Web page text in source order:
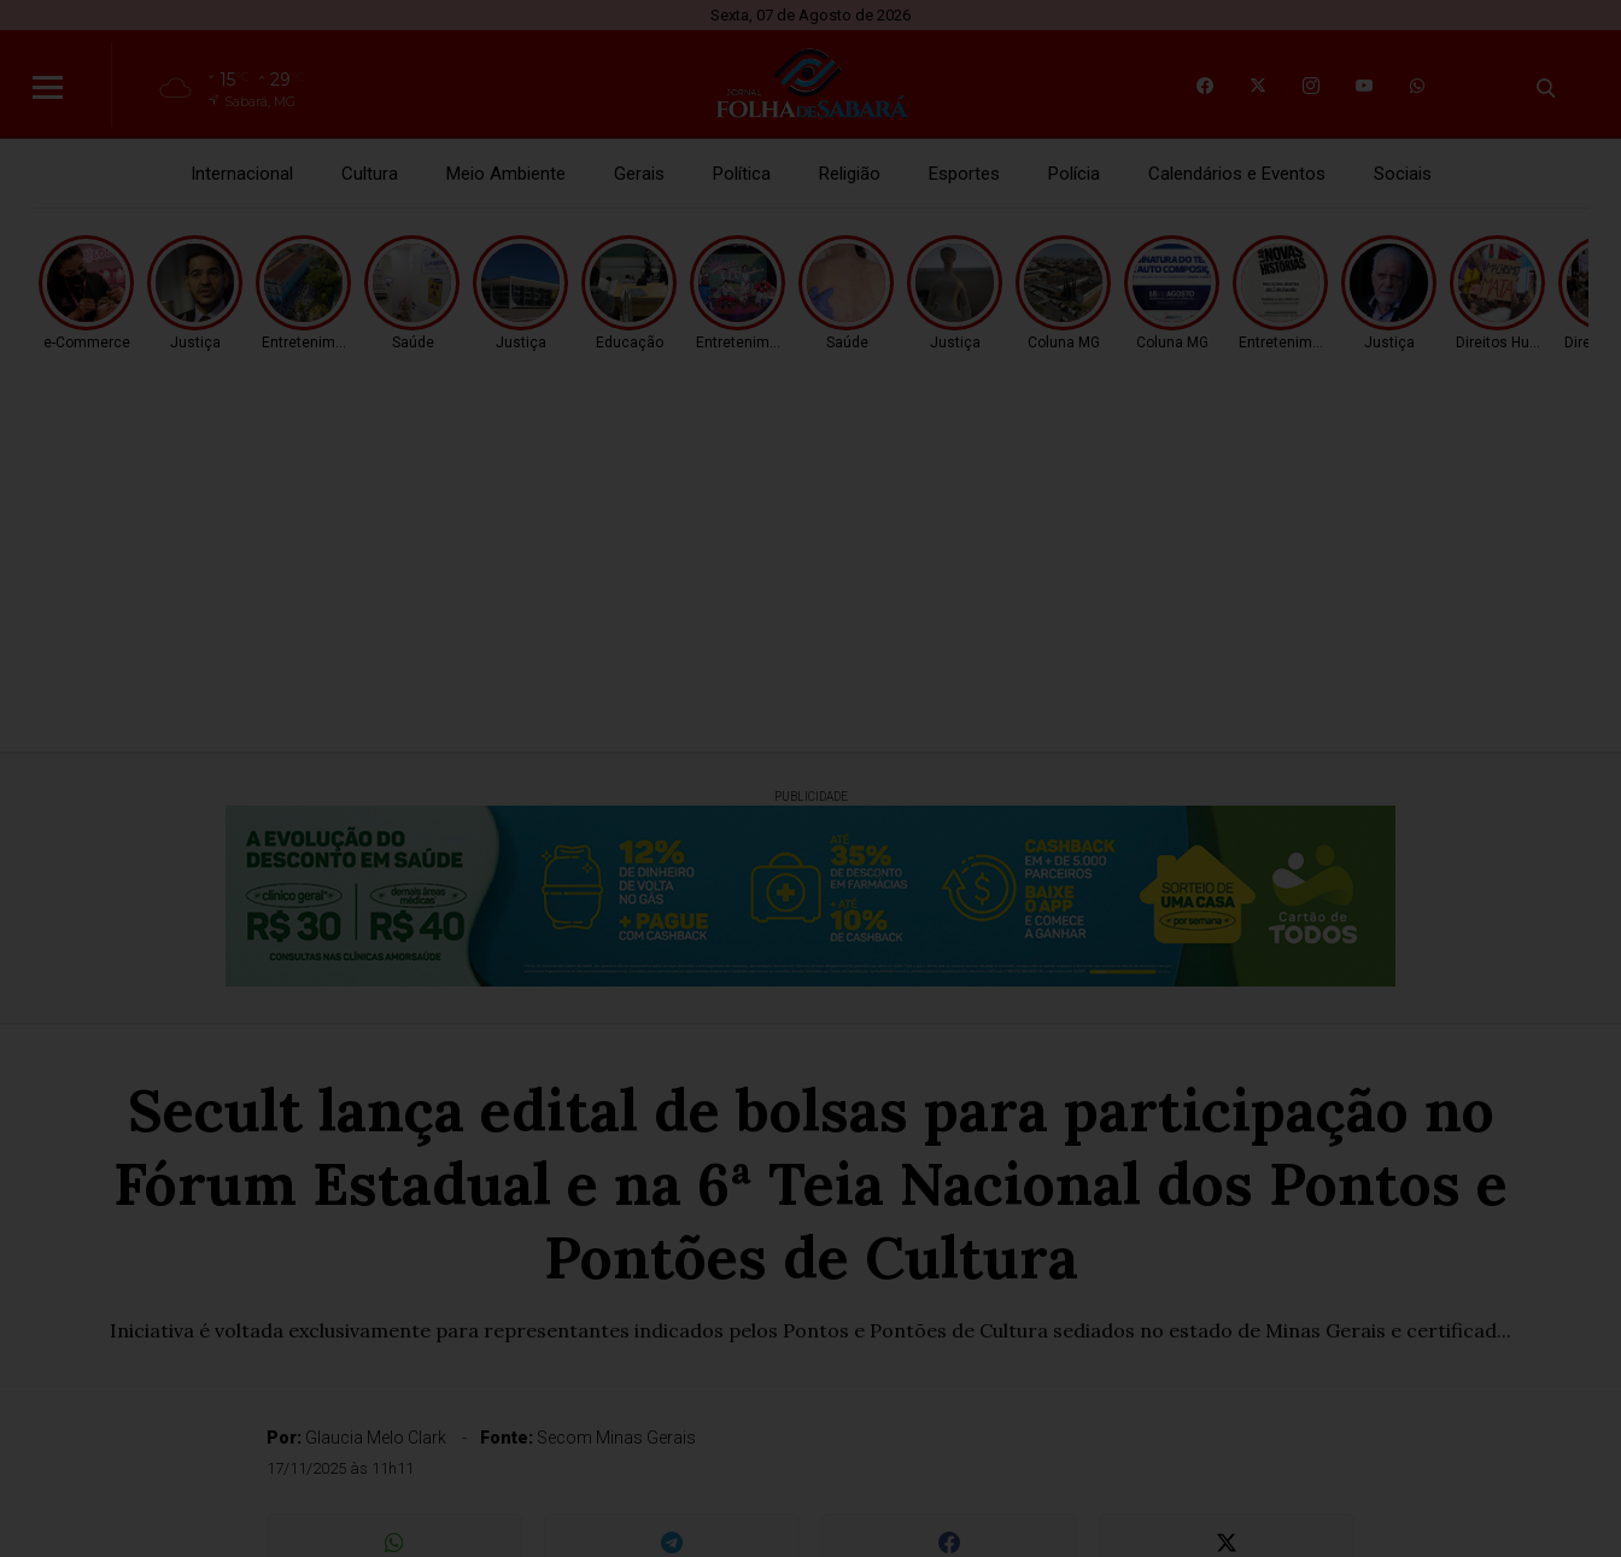
Sexta, 07 de Agosto de 2026
15 29
Sabará, MG
Internacional Cultura Meio Ambiente Gerais Política Religião Esportes Polícia Calendários e Eventos Sociais
e-Commerce Justiça Entretenimento Saúde Justiça Educação Entretenimento Saúde Justiça Coluna MG Coluna MG Entretenimento Justiça Direitos HumanosDireitos
PUBLICIDADE
Secult lança edital de bolsas para participação no
Fórum Estadual e na 6ª Teia Nacional dos Pontos e
Pontões de Cultura
Iniciativa é voltada exclusivamente para representantes indicados pelos Pontos e Pontões de Cultura sediados no estado de Minas Gerais e certificad...
Por: Glaucia Melo Clark Fonte: Secom Minas Gerais
17/11/2025 às 11h11